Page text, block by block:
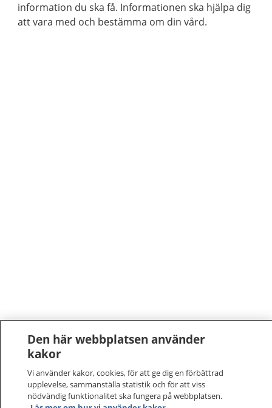
information du ska få. Informationen ska hjälpa dig
att vara med och bestämma om din vård.
1177–tryggt om din hälsa och vård
Den här webbplatsen använder
kakor
Vi använder kakor, cookies, för att ge dig en förbättrad
upplevelse, sammanställa statistik och för att viss
nödvändig funktionalitet ska fungera på webbplatsen.